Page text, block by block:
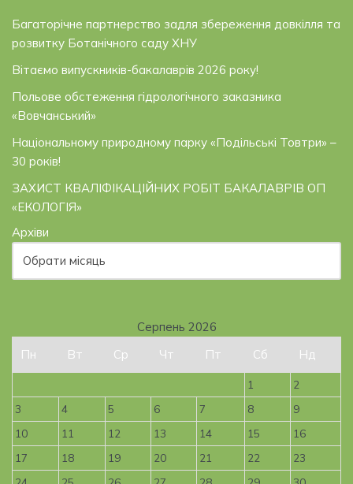
Багаторічне партнерство задля збереження довкілля та
розвитку Ботанічного саду ХНУ
Вітаємо випускників-бакалаврів 2026 року!
Польове обстеження гідрологічного заказника
«Вовчанський»
Національному природному парку «Подільські Товтри» –
30 років!
ЗАХИСТ КВАЛІФІКАЦІЙНИХ РОБІТ БАКАЛАВРІВ ОП
«ЕКОЛОГІЯ»
Архіви
Серпень 2026
Пн
Вт Ср Чт Пт Сб Нд
1
2
3
4 5 6 7 8
9
10
11 12 13 14 15
16
17
18 19 20 21 22
23